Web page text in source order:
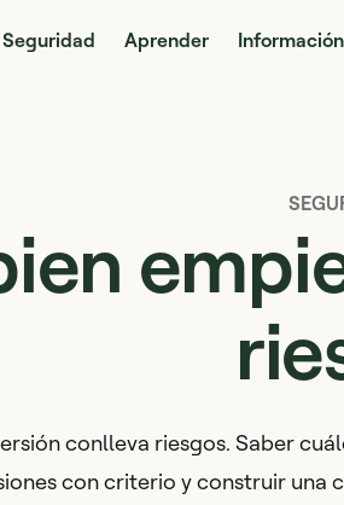
Seguridad Aprender Información
conlleva riesgos. Saber
con criterio y construir una